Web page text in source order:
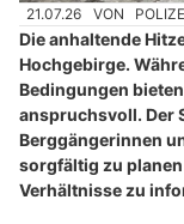
21.07.26 VON
Die anhaltende
Hochgebirge.
Bedingungen
anspruchsvoll. Der
Berggängerinnen
sorgfältig zu
Verhältnisse zu